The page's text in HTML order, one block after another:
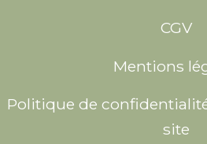
CGV
Mentions
Politique de
site